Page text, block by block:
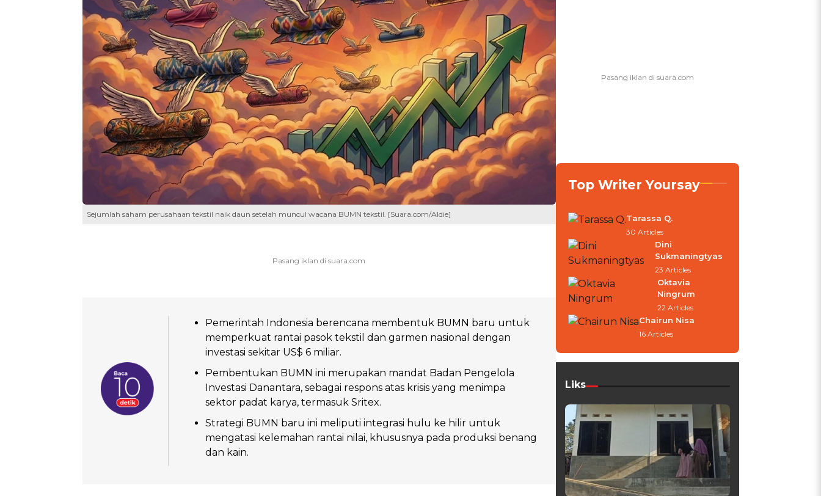
Sejumlah saham perusahaan tekstil naik daun setelah muncul wacana BUMN tekstil. [Suara.com/Aldie]
Pemerintah Indonesia berencana membentuk BUMN baru untuk
memperkuat rantai pasok tekstil dan garmen nasional dengan
investasi sekitar US$ 6 miliar.
Pembentukan BUMN ini merupakan mandat Badan Pengelola
Investasi Danantara, sebagai respons atas krisis yang menimpa
sektor padat karya, termasuk Sritex.
Strategi BUMN baru ini meliputi integrasi hulu ke hilir untuk
mengatasi kelemahan rantai nilai, khususnya pada produksi benang
dan kain.
Top Writer Yoursay
Tarassa Q.
30 Articles
Dini
Sukmaningtyas
23 Articles
Oktavia
Ningrum
22 Articles
Chairun Nisa
16 Articles
Liks